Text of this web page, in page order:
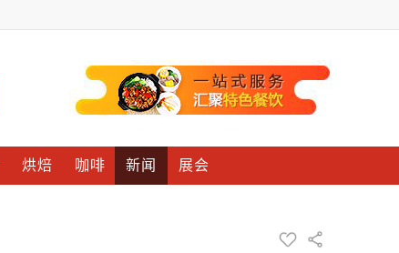
烘焙 咖啡 新闻 展会